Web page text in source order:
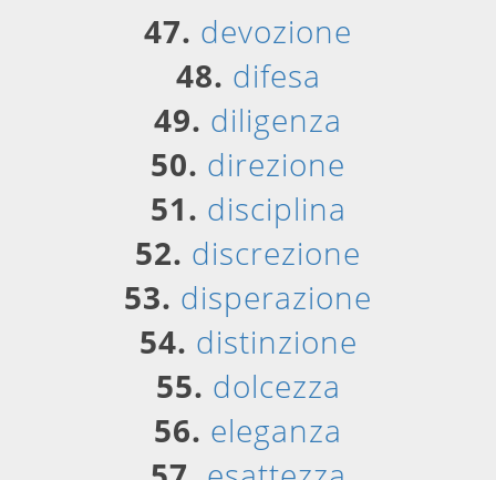
47. devozione
48. difesa
49. diligenza
50. direzione
51. disciplina
52. discrezione
53. disperazione
54. distinzione
55. dolcezza
56. eleganza